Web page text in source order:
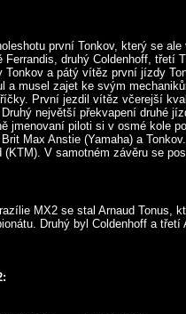
první Tonkov, který se
Ferrandis, druhý Coldenhoff, třetí
Tonkov a pátý vítěz první jízdy
a musel zajet ke svým
První jezdil vítěz včerejší
největší překvapení druhé
jmenovaní piloti si v osmé kole
Max Anstie (Yamaha) a
(KTM). V samotném závěru se
MX2 se stal Arnaud Tonus,
Druhý byl Coldenhoff a třetí